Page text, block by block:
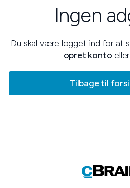
Ingen
Du skal være logget ind for at
opret konto eller
Tilbage til